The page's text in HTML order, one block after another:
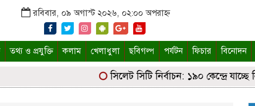
রবিবার, ০৯ অগাস্ট ২০২৬, ০২:০০ অপরাহ্ন
তথ্য ও প্রযুক্তি কলাম খেলাধুলা ছবিগল্প পর্যটন ফিচার বিনোদন
সিলেট সিটি নির্বাচন: ১৯০ কেন্দ্রে যাচ্ছে